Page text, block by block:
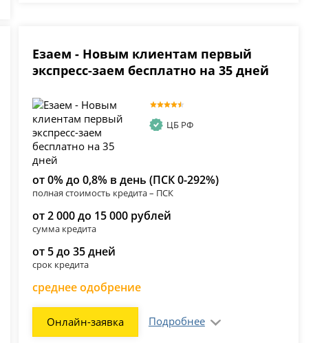
Езаем - Новым клиентам первый
экспресс-заем бесплатно на 35 дней
ЦБ РФ
от 0% до 0,8% в день (ПСК 0-292%)
полная стоимость кредита – ПСК
от 2 000 до 15 000 рублей
сумма кредита
от 5 до 35 дней
срок кредита
среднее одобрение
Онлайн-заявка Подробнее